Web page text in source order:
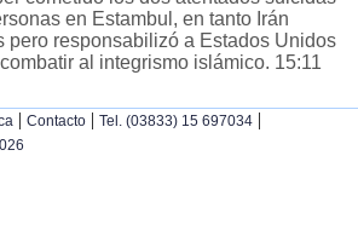
en Estambul, en tanto Irán
pero responsabilizó a Estados Unidos
al integrismo islámico. 15:11
| Contacto | Tel. (03833) 15 697034 |